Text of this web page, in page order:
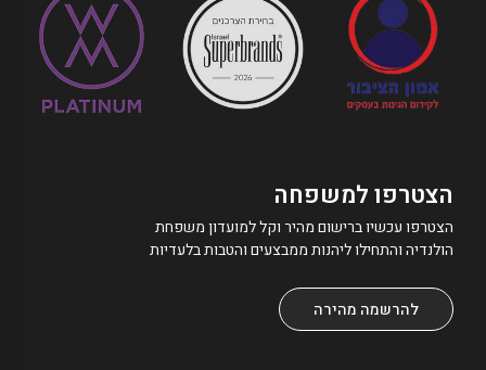
הצטרפו למשפחה
הצטרפו עכשיו ברישום מהיר וקל למועדון משפחת
הולנדיה והתחילו ליהנות ממבצעים והטבות בלעדיות
להרשמה מהירה